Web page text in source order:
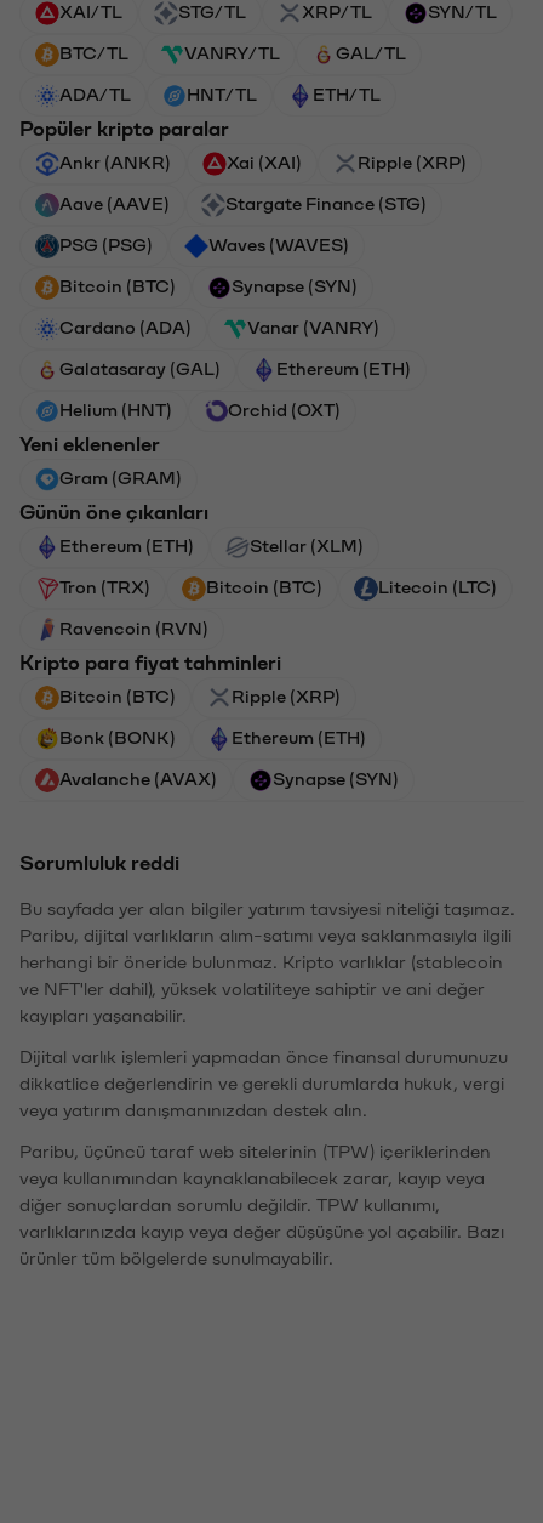
XAI/TL STG/TL XRP/TL SYN/TL
BTC/TL VANRY/TL GAL/TL
ADA/TL HNT/TL ETH/TL
Popüler kripto paralar
Ankr (ANKR) Xai (XAI) Ripple (XRP)
Aave (AAVE) Stargate Finance (STG)
PSG (PSG) Waves (WAVES)
Bitcoin (BTC) Synapse (SYN)
Cardano (ADA) Vanar (VANRY)
Galatasaray (GAL) Ethereum (ETH)
Helium (HNT) Orchid (OXT)
Yeni eklenenler
Gram (GRAM)
Günün öne çıkanları
Ethereum (ETH) Stellar (XLM)
Tron (TRX) Bitcoin (BTC) Litecoin (LTC)
Ravencoin (RVN)
Kripto para fiyat tahminleri
Bitcoin (BTC) Ripple (XRP)
Bonk (BONK) Ethereum (ETH)
Avalanche (AVAX) Synapse (SYN)
Sorumluluk reddi
Bu sayfada yer alan bilgiler yatırım tavsiyesi niteliği taşımaz.
Paribu, dijital varlıkların alım-satımı veya saklanmasıyla ilgili
herhangi bir öneride bulunmaz. Kripto varlıklar (stablecoin
ve NFT'ler dahil), yüksek volatiliteye sahiptir ve ani değer
kayıpları yaşanabilir.
Dijital varlık işlemleri yapmadan önce finansal durumunuzu
dikkatlice değerlendirin ve gerekli durumlarda hukuk, vergi
veya yatırım danışmanınızdan destek alın.
Paribu, üçüncü taraf web sitelerinin (TPW) içeriklerinden
veya kullanımından kaynaklanabilecek zarar, kayıp veya
diğer sonuçlardan sorumlu değildir. TPW kullanımı,
varlıklarınızda kayıp veya değer düşüşüne yol açabilir. Bazı
ürünler tüm bölgelerde sunulmayabilir.